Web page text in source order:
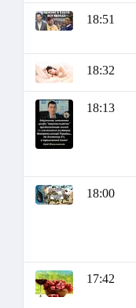
18:51
18:32
18:13
18:00
17:42